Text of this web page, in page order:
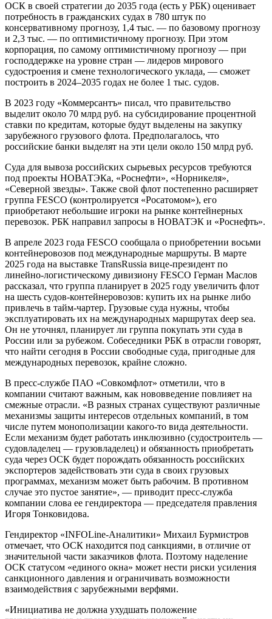
ОСК в своей стратегии до 2035 года (есть у РБК) оценивает
потребность в гражданских судах в 780 штук по
консервативному прогнозу, 1,4 тыс. — по базовому прогнозу
и 2,3 тыс. — по оптимистичному прогнозу. При этом
корпорация, по самому оптимистичному прогнозу — при
господдержке на уровне стран — лидеров мирового
судостроения и смене технологического уклада, — сможет
построить в 2024–2035 годах не более 1 тыс. судов.
В 2023 году «Коммерсантъ» писал, что правительство
выделит около 70 млрд руб. на субсидирование процентной
ставки по кредитам, которые будут выделены на закупку
зарубежного грузового флота. Предполагалось, что
российские банки выделят на эти цели около 150 млрд руб.
Суда для вывоза российских сырьевых ресурсов требуются
под проекты НОВАТЭКа, «Роснефти», «Норникеля»,
«Северной звезды». Также свой флот постепенно расширяет
группа FESCO (контролируется «Росатомом»), его
приобретают небольшие игроки на рынке контейнерных
перевозок. РБК направил запросы в НОВАТЭК и «Роснефть».
В апреле 2023 года FESCO сообщала о приобретении восьми
контейнеровозов под международные маршруты. В марте
2025 года на выставке TransRussia вице-президент по
линейно-логистическому дивизиону FESCO Герман Маслов
рассказал, что группа планирует в 2025 году увеличить флот
на шесть судов-контейнеровозов: купить их на рынке либо
привлечь в тайм-чартер. Грузовые суда нужны, чтобы
эксплуатировать их на международных маршрутах deep sea.
Он не уточнял, планирует ли группа покупать эти суда в
России или за рубежом. Собеседники РБК в отрасли говорят,
что найти сегодня в России свободные суда, пригодные для
международных перевозок, крайне сложно.
В пресс-службе ПАО «Совкомфлот» отметили, что в
компании считают важным, как нововведение повлияет на
смежные отрасли. «В разных странах существуют различные
механизмы защиты интересов отдельных компаний, в том
числе путем монополизации какого-то вида деятельности.
Если механизм будет работать инклюзивно (судостроитель —
судовладелец — грузовладелец) и обязанность приобретать
суда через ОСК будет порождать обязанность российских
экспортеров задействовать эти суда в своих грузовых
программах, механизм может быть рабочим. В противном
случае это пустое занятие», — приводит пресс-служба
компании слова ее гендиректора — председателя правления
Игоря Тонковидова.
Гендиректор «INFOLine-Аналитики» Михаил Бурмистров
отмечает, что ОСК находится под санкциями, в отличие от
значительной части заказчиков флота. Поэтому наделение
ОСК статусом «единого окна» может нести риски усиления
санкционного давления и ограничивать возможности
взаимодействия с зарубежными верфями.
«Инициатива не должна ухудшать положение